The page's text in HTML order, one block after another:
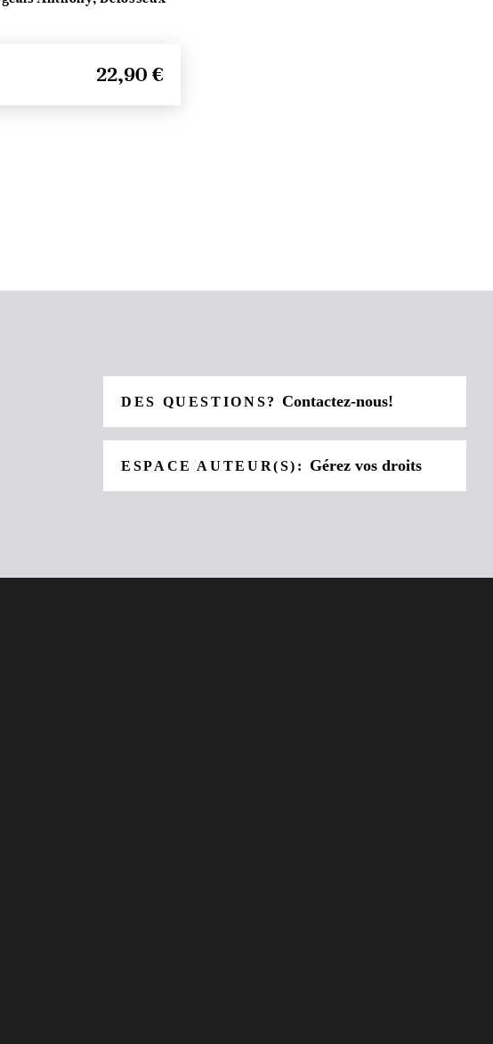
22,90 €
DES QUESTIONS?Contactez-nous!
ESPACE AUTEUR(S): Gérez vos droits